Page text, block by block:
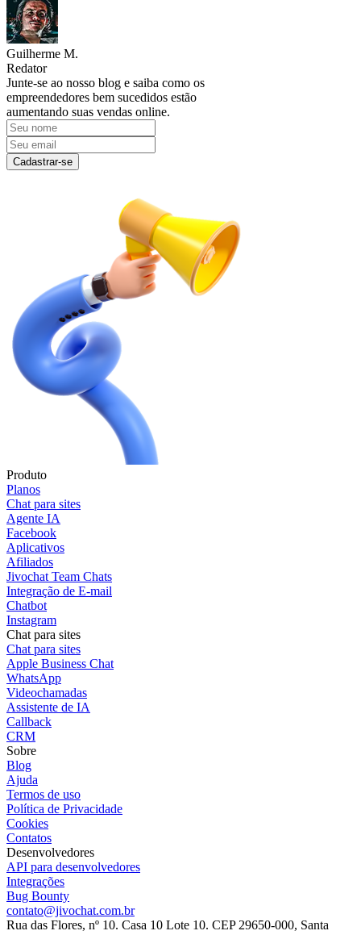
Guilherme M.
Redator
Junte-se ao nosso blog e saiba como os
empreendedores bem sucedidos estão
aumentando suas vendas online.
Cadastrar-se
Produto
Planos
Chat para sites
Agente IA
Facebook
Aplicativos
Afiliados
Jivochat Team Chats
Integração de E-mail
Chatbot
Instagram
Chat para sites
Chat para sites
Apple Business Chat
WhatsApp
Videochamadas
Assistente de IA
Callback
CRM
Sobre
Blog
Ajuda
Termos de uso
Política de Privacidade
Cookies
Contatos
Desenvolvedores
API para desenvolvedores
Integrações
Bug Bounty
contato@jivochat.com.br
Rua das Flores, nº 10. Casa 10 Lote 10. CEP 29650-000, Santa